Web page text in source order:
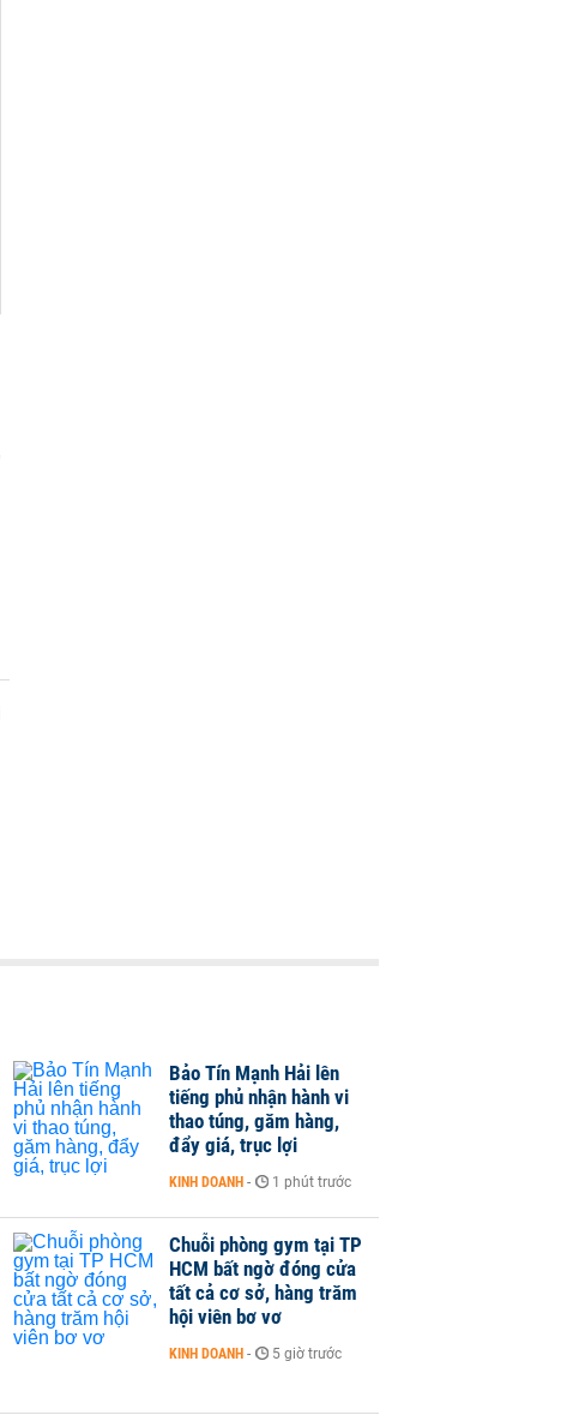
Bảo Tín Mạnh Hải lên
tiếng phủ nhận hành vi
thao túng, găm hàng,
đẩy giá, trục lợi
KINH DOANH - 1 phút trước
Chuỗi phòng gym tại TP
HCM bất ngờ đóng cửa
tất cả cơ sở, hàng trăm
hội viên bơ vơ
KINH DOANH - 5 giờ trước